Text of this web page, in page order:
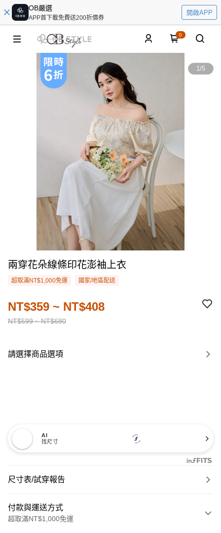
OB嚴選
APP首下載免費送200折價券
開啟APP
0
1/5
兩穿花朵線條印花澎袖上衣
超取滿NT$1,000免運 國家/地區配送
NT$599 ~ NT$680
NT$359 ~ NT$408
請選擇商品選項
AI
找尺寸
尺寸表/試穿報告
付款與運送方式
超取滿NT$1,000免運